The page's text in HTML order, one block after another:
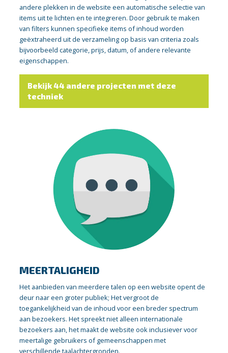
andere plekken in de website een automatische selectie van
items uit te lichten en te integreren. Door gebruik te maken
van filters kunnen specifieke items of inhoud worden
geëxtraheerd uit de verzameling op basis van criteria zoals
bijvoorbeeld categorie, prijs, datum, of andere relevante
eigenschappen.
Bekijk 44 andere projecten met deze
techniek
MEERTALIGHEID
Het aanbieden van meerdere talen op een website opent de
deur naar een groter publiek; Het vergroot de
toegankelijkheid van de inhoud voor een breder spectrum
aan bezoekers. Het spreekt niet alleen internationale
bezoekers aan, het maakt de website ook inclusiever voor
meertalige gebruikers of gemeenschappen met